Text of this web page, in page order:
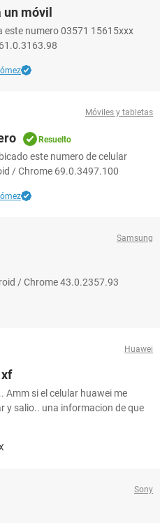
móvil
este numero 03571 15615xxx
Móviles y tabletas
Resuelto
este numero de celular
/ Chrome 69.0.3497.100
Samsung
/ Chrome 43.0.2357.93
Huawei
Amm si el celular huawei me
y salio.. una informacion de que
Sony